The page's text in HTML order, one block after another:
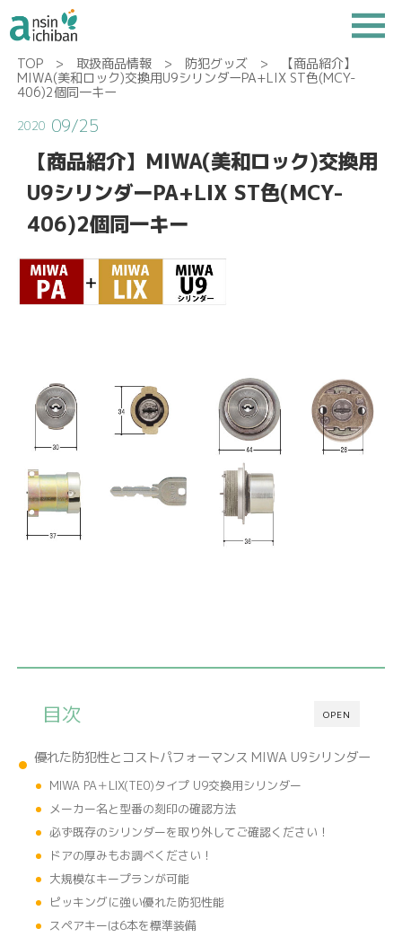
TOP> 取扱商品情報> 防犯グッズ> 【商品紹介】
MIWA(美和ロック)交換用U9シリンダーPA+LIX ST色(MCY-
406)2個同一キー
2020 09/25
【商品紹介】MIWA(美和ロック)交換用
U9シリンダーPA+LIX ST色(MCY-
406)2個同一キー
OPEN
目次
優れた防犯性とコストパフォーマンス MIWA U9シリンダー
MIWA PA＋LIX(TE0)タイプ U9交換用シリンダー
メーカー名と型番の刻印の確認方法
必ず既存のシリンダーを取り外してご確認ください！
ドアの厚みもお調べください！
大規模なキープランが可能
ピッキングに強い優れた防犯性能
スペアキーは6本を標準装備